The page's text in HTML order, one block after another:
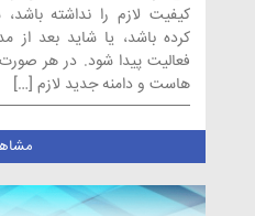
کیفیت لازم را نداشته
کرده باشد، یا شاید بعد از
فعالیت پیدا شود. در هر
هاست و دامنه جدید لازم […]